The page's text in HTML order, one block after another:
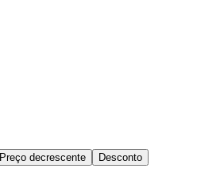
Preço decrescente Desconto